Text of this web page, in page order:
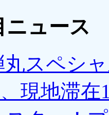
ニュース
丸スペシ
現地滞